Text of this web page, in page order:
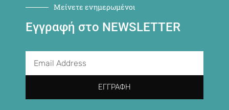
Μείνετε ενημερωμένοι
Εγγραφή στο NEWSLETTER
ΕΓΓΡΑΦΉ